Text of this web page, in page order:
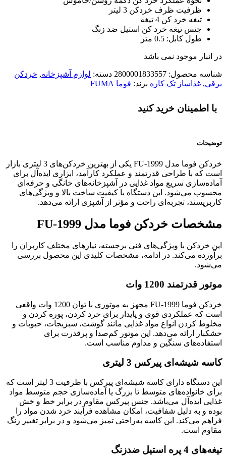
ظرفیت ظرف خردکن 3 لیتر
تیغه خرد کن 4 تیغه
جنس تیغه خرد کن استیل ضد زنگ
طول کابل: 0.5 متر
در انبار موجود نمی باشد
شناسه محصول: 2800001833557 دسته: لوازم آشپزخانه, خردکن
برقی, غذاساز تک کاره برند: فوما FUMA
با اطمینان خرید کنید
توضیحات
خردکن فوما مدل FU-1999 یکی از بهترین خردکن‌های 3 لیتری بازار
است که با طراحی قدرتمند و عملکرد کارآمد، ابزاری ایده‌آل برای
آماده‌سازی سریع مواد غذایی در آشپزخانه‌های خانگی و حرفه‌ای
محسوب می‌شود. این دستگاه با کیفیت ساخت بالا و ویژگی‌های
کاربرپسند، تجربه‌ای راحت و مؤثر از آشپزی ارائه می‌دهد.
مشخصات خردکن فوما مدل FU-1999
این خردکن با ویژگی‌های فنی برجسته، نیازهای مختلف کاربران را
برآورده می‌کند. در ادامه، مشخصات کلیدی این محصول بررسی
می‌شود.
موتور قدرتمند 1200 وات
خردکن فوما FU-1999 مجهز به موتوری با توان 1200 وات واقعی
است که عملکردی قوی و پایدار برای خرد کردن، پوره کردن و
مخلوط کردن انواع مواد غذایی مانند گوشت، سبزیجات، حبوبات و
خشکبار ارائه می‌دهد. این موتور کم‌صدا و پرقدرت برای
استفاده‌های سنگین و مداوم مناسب است.
کاسه شیشه‌ای پیرکس 3 لیتری
این دستگاه دارای کاسه شیشه‌ای پیرکس با ظرفیت 3 لیتر است که
برای خانواده‌های متوسط تا بزرگ یا آماده‌سازی حجم متوسط مواد
غذایی ایده‌آل می‌باشد. جنس پیرکس مقاوم در برابر خط و خش
بوده و به دلیل شفافیت، امکان مشاهده فرآیند خرد شدن مواد را
فراهم می‌کند. این کاسه به‌راحتی تمیز می‌شود و در برابر تغییر رنگ
مقاوم است.
تیغه‌های 4 پره استیل ضدزنگ